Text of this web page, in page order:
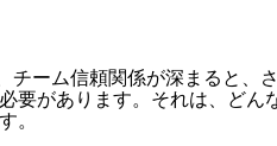
ーム信頼関係が深まると、
があります。それは、ど
。